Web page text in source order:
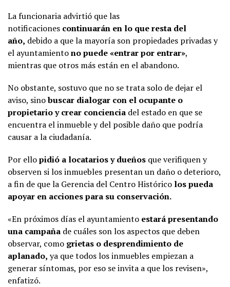
La funcionaria advirtió que las
notificaciones continuarán en lo que resta del
año, debido a que la mayoría son propiedades privadas y
el ayuntamientono puede «entrar por entrar»,
mientras que otros más están en el abandono.
No obstante, sostuvo que no se trata solo de dejar el
aviso, sinobuscar dialogar con el ocupante o
propietario y crear conciencia del estado en que se
encuentra el inmueble y del posible daño que podría
causar a la ciudadanía.
Por ellopidió a locatarios y dueños que verifiquen y
observen si los inmuebles presentan un daño o deterioro,
a fin de que la Gerencia del Centro Histórico los pueda
apoyar en acciones para su conservación.
«En próximos días el ayuntamiento estará presentando
una campaña de cuáles son los aspectos que deben
observar, como grietas o desprendimiento de
aplanado, ya que todos los inmuebles empiezan a
generar síntomas, por eso se invita a que los revisen»,
enfatizó.